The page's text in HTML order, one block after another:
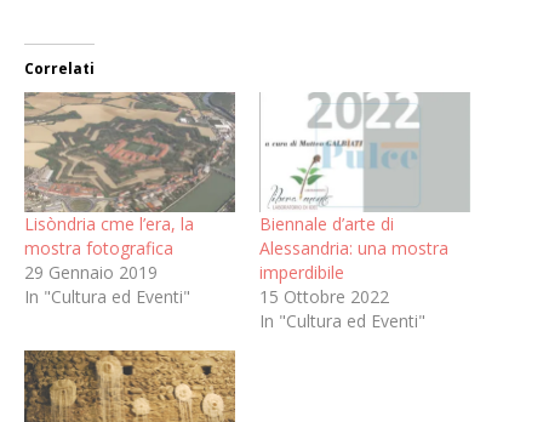
Correlati
Lisòndria cme l’era, la
mostra fotografica
29 Gennaio 2019
In "Cultura ed Eventi"
Biennale d’arte di
Alessandria: una mostra
imperdibile
15 Ottobre 2022
In "Cultura ed Eventi"